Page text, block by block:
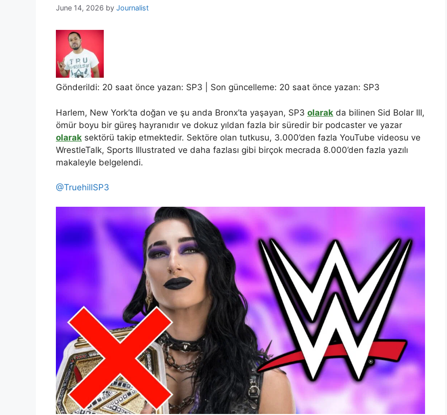
June 14, 2026 by Journalist
Gönderildi: 20 saat önce yazan: SP3 | Son güncelleme: 20 saat önce yazan: SP3
Harlem, New York’ta doğan ve şu anda Bronx’ta yaşayan, SP3 olarak da bilinen Sid Bolar III,
ömür boyu bir güreş hayranıdır ve dokuz yıldan fazla bir süredir bir podcaster ve yazar
olarak sektörü takip etmektedir. Sektöre olan tutkusu, 3.000’den fazla YouTube videosu ve
WrestleTalk, Sports Illustrated ve daha fazlası gibi birçok mecrada 8.000’den fazla yazılı
makaleyle belgelendi.
@TruehillSP3